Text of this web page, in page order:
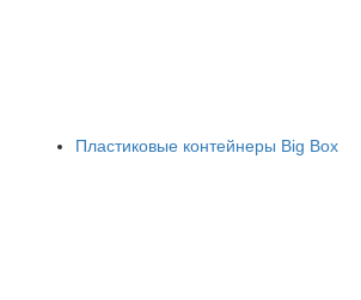
Пластиковые контейнеры Big Box